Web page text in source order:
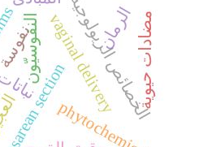
section
vaginal delivery
phytochemicals
الخصائص الريولوجية
مضادات حيوية النفوسيّون الرمان